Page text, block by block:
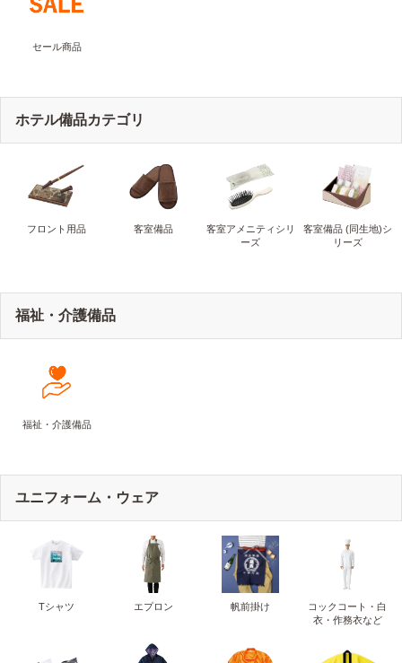
セール商品
ホテル備品カテゴリ
フロント用品 客室備品
客室アメニティシリ
ーズ
客室備品 (同生地)シ
リーズ
福祉・介護備品
福祉・介護備品
ユニフォーム・ウェア
Tシャツ エプロン 帆前掛け
コックコート・白
衣・作務衣など